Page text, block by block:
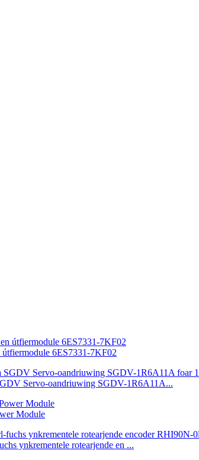
útfiermodule 6ES7331-7KF02
Servo-oandriuwing SGDV-1R6A11A...
Module
ynkrementele rotearjende en ...